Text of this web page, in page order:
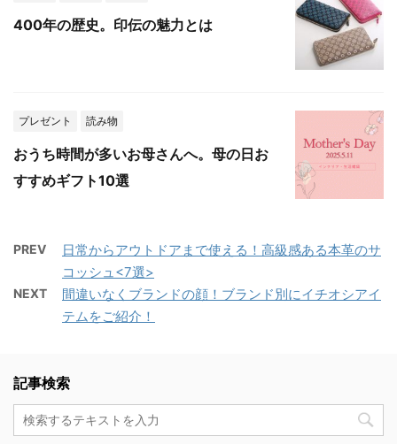
400年の歴史。印伝の魅力とは
プレゼント 読み物
おうち時間が多いお母さんへ。母の日お
すすめギフト10選
PREV
日常からアウトドアまで使える！高級感ある本革のサ
コッシュ<7選>
NEXT
間違いなくブランドの顔！ブランド別にイチオシアイ
テムをご紹介！
記事検索